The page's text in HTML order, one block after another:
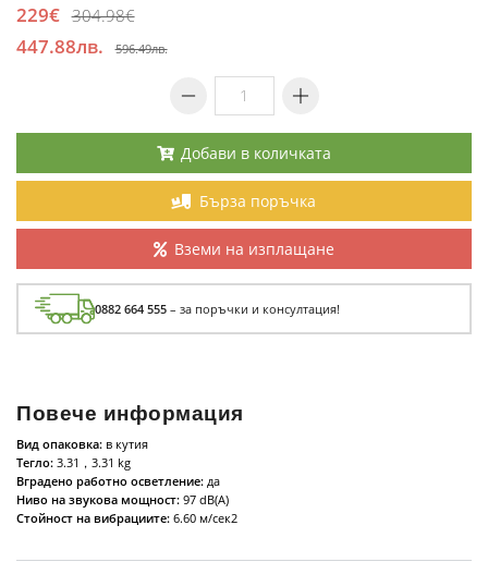
229€ 304.98€
447.88лв. 596.49лв.
Добави в количката
Бърза поръчка
Вземи на изплащане
0882 664 555 – за поръчки и консултация!
Повече информация
Вид опаковка: в кутия
Тегло: 3.31，3.31 kg
Вградено работно осветление: да
Ниво на звукова мощност: 97 dB(A)
Стойност на вибрациите: 6.60 м/сек2